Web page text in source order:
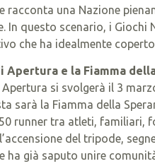
racconta una Nazione
In questo scenario, i
che ha idealmente coperto
Apertura e la Fiamma
si svolgerà il 3
sarà la Fiamma della
runner tra atleti, familiari,
del tripode,
ha già saputo unire